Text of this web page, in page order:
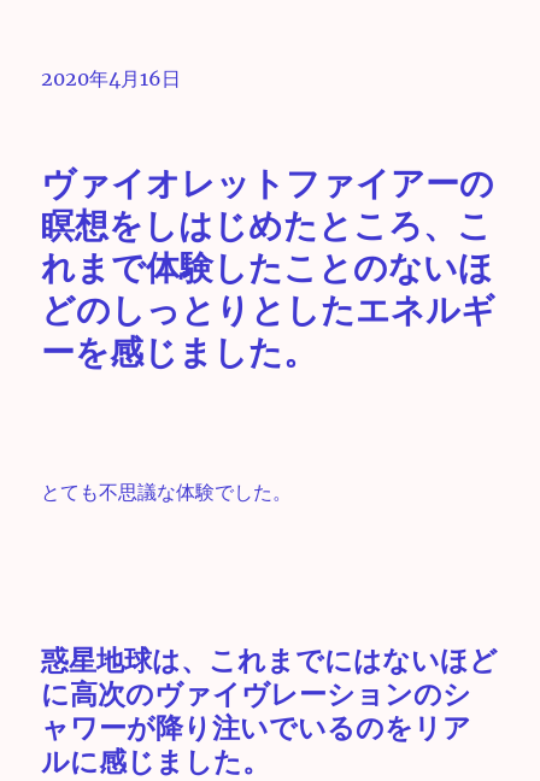
2020年4月16日
ヴァイオレットファイアーの
瞑想をしはじめたところ、こ
れまで体験したことのないほ
どのしっとりとしたエネルギ
ーを感じました。
とても不思議な体験でした。
惑星地球は、これまでにはないほど
に高次のヴァイヴレーションのシ
ャワーが降り注いでいるのをリア
ルに感じました。